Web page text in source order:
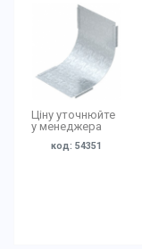
Ціну уточнюйте
у менеджера
код: 54351